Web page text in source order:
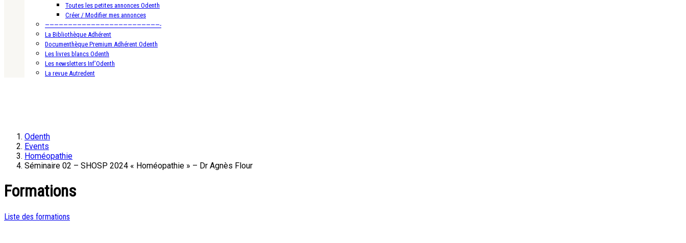
Toutes les petites annonces Odenth
Créer / Modifier mes annonces
—————————————————————————-
La Bibliothèque Adhérent
Documenthèque Premium Adhérent Odenth
Les livres blancs Odenth
Les newsletters Inf’Odenth
La revue Autredent
Odenth
Events
Homéopathie
Séminaire 02 – SHOSP 2024 « Homéopathie » – Dr Agnès Flour
Formations
Liste des formations